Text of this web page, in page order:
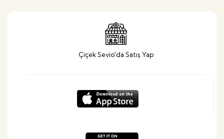
Çiçek Sevio'da Satış Yap